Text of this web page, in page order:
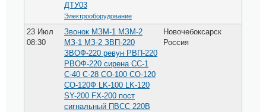
ДТУ03
Электрооборудование
23 Июл
08:30
Звонок МЗМ-1 МЗМ-2
МЗ-1 МЗ-2 ЗВП-220
ЗВОФ-220 ревун РВП-220
РВОФ-220 сирена СС-1
С-40 С-28 СО-100 СО-120
СО-120Ф LK-100 LK-120
SY-200 FX-200 пост
сигнальный ПВСС 220В
Новочебоксарск
Россия